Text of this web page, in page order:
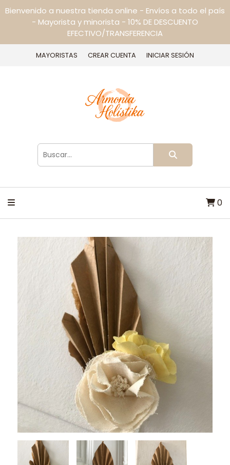
Bienvenido a nuestra tienda online - Envíos a todo el país
- Mayorista y minorista - 10% DE DESCUENTO
EFECTIVO/TRANSFERENCIA
MAYORISTAS CREAR CUENTA INICIAR SESIÓN
0